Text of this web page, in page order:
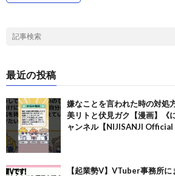
最近の投稿
嫌なことを言われた時の対処
美リトと伏見ガク【漫画】《
ャンネル【NIJISANJI
【起業勢V】VTuber事務所